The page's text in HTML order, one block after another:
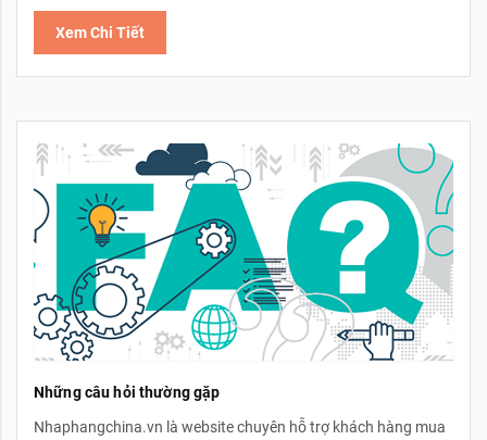
Xem Chi Tiết
Những câu hỏi thường gặp
Nhaphangchina.vn là website chuyên hỗ trợ khách hàng mua